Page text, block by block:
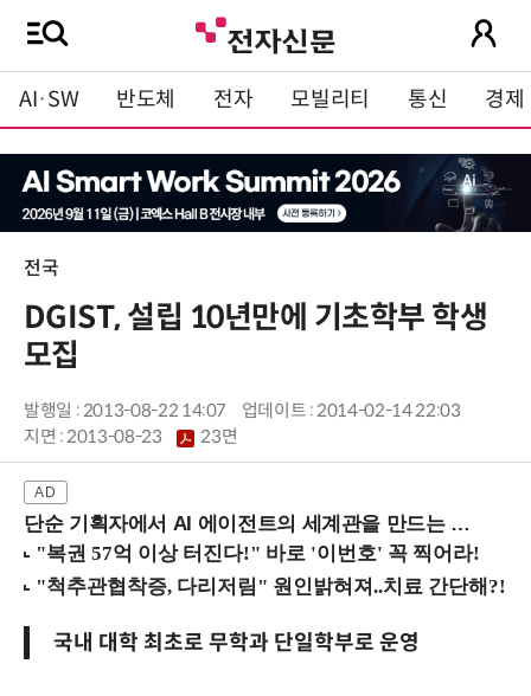
AI·SW 반도체 전자 모빌리티 통신 경제
전국
DGIST, 설립 10년만에 기초학부 학생
모집
발행일 : 2013-08-22 14:07
업데이트 : 2014-02-14 22:03
지면 :2013-08-23 23면
단순 기획자에서 AI 에이전트의 세계관을 만드는 지식 설계자로.. (8/20 강남역)
국내 대학 최초로 무학과 단일학부로 운영